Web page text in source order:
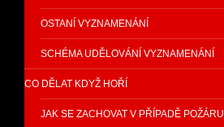
OSTANÍ VYZNAMENÁNÍ
SCHÉMA UDĚLOVÁNÍ VYZNAMENÁNÍ
CO DĚLAT KDYŽ HOŘÍ
JAK SE ZACHOVAT V PŘÍPADĚ POŽÁRU